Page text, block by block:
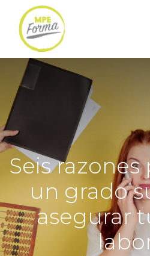
Seis
un grado
asegurar